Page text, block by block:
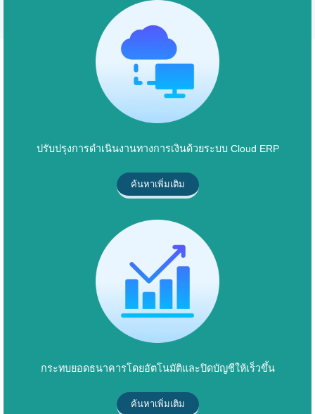
ปรับปรุงการดำเนินงานทางการเงินด้วยระบบ Cloud ERP
ค้นหาเพิ่มเติม
กระทบยอดธนาคารโดยอัตโนมัติและปิดบัญชีให้เร็วขึ้น
ค้นหาเพิ่มเติม